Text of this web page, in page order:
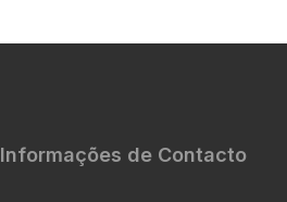
Informações de Contacto